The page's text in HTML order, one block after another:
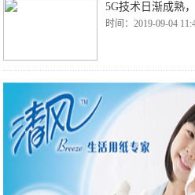
5G技术日渐成熟
时间：2019-09-04